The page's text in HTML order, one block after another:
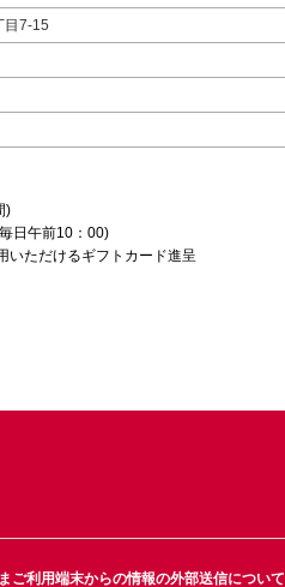
目7-15
)
日午前10：00)
ただけるギフトカード進呈
ご利用端末からの情報の外部送信について